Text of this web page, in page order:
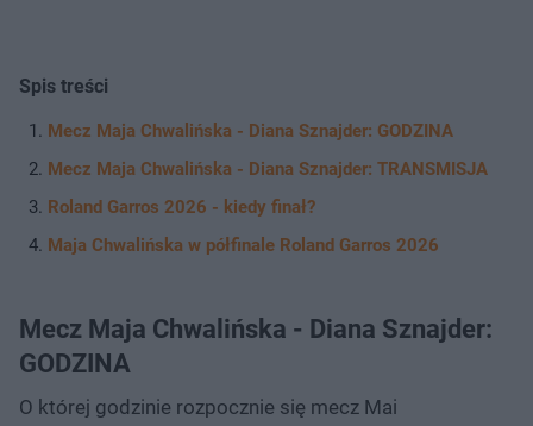
Spis treści
Mecz Maja Chwalińska - Diana Sznajder: GODZINA
Mecz Maja Chwalińska - Diana Sznajder: TRANSMISJA
Roland Garros 2026 - kiedy finał?
Maja Chwalińska w półfinale Roland Garros 2026
Mecz Maja Chwalińska - Diana Sznajder:
GODZINA
O której godzinie rozpocznie się mecz Mai